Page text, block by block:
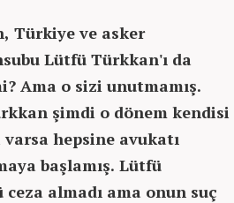
Türkiye ve asker
Lütfü Türkkan'ı da
Ama o sizi unutmamış.
şimdi o dönem kendisi
hepsine avukatı
başlamış. Lütfü
almadı ama onun suç